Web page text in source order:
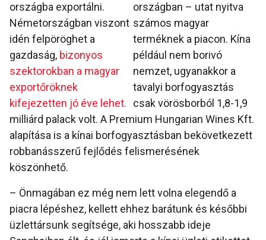
országba exportálni.
Németországban viszont
idén felpöröghet a
gazdaság, bizonyos
szektorokban a magyar
exportőröknek
kifejezetten jó éve lehet.
országban – utat nyitva
számos magyar
terméknek a piacon. Kína
például nem borivó
nemzet, ugyanakkor a
tavalyi borfogyasztás
csak vörösborból 1,8-1,9
milliárd palack volt. A Premium Hungarian Wines Kft.
alapítása is a kínai borfogyasztásban bekövetkezett
robbanásszerű fejlődés felismerésének
köszönhető.
– Önmagában ez még nem lett volna elegendő a
piacra lépéshez, kellett ehhez barátunk és későbbi
üzlettársunk segítsége, aki hosszabb ideje